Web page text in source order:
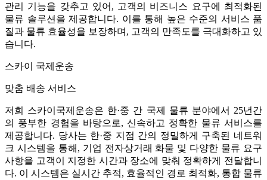
관리 기능을 갖추고 있어, 고객의 비즈니스 요구에 최적화된
물류 솔루션을 제공합니다. 이를 통해 높은 수준의 서비스 품
질과 물류 효율성을 보장하며, 고객의 만족도를 극대화하고 있
습니다.
스카이 국제운송
맞춤 배송 서비스
저희 스카이국제운송은 한·중 간 국제 물류 분야에서 25년간
의 풍부한 경험을 바탕으로, 신속하고 정확한 물류 서비스를
제공합니다. 당사는 한·중 지점 간의 정밀하게 구축된 네트워
크 시스템을 통해, 기업 전자상거래 화물 및 다양한 물류 요구
사항을 고객이 지정한 시간과 장소에 맞춰 정확하게 전달합니
다. 이 시스템은 실시간 추적, 효율적인 경로 최적화, 통합 물류